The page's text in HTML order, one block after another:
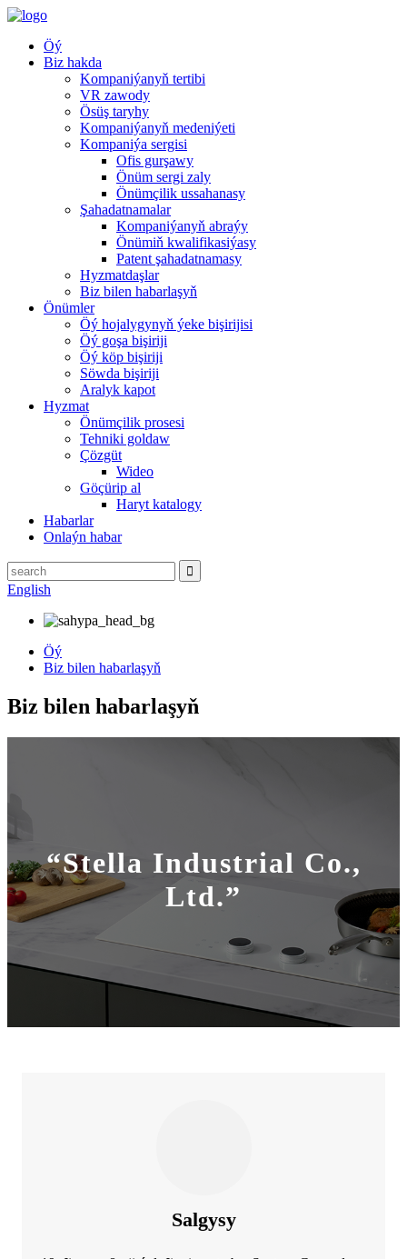
Öý
Biz hakda
Kompaniýanyň tertibi
VR zawody
Ösüş taryhy
Kompaniýanyň medeniýeti
Kompaniýa sergisi
Ofis gurşawy
Önüm sergi zaly
Önümçilik ussahanasy
Şahadatnamalar
Kompaniýanyň abraýy
Önümiň kwalifikasiýasy
Patent şahadatnamasy
Hyzmatdaşlar
Biz bilen habarlaşyň
Önümler
Öý hojalygynyň ýeke bişirijisi
Öý goşa bişiriji
Öý köp bişiriji
Söwda bişiriji
Aralyk kapot
Hyzmat
Önümçilik prosesi
Tehniki goldaw
Çözgüt
Wideo
Göçürip al
Haryt katalogy
Habarlar
Onlaýn habar
English
Öý
Biz bilen habarlaşyň
Biz bilen habarlaşyň
“Stella Industrial Co.,
Ltd.”
Salgysy